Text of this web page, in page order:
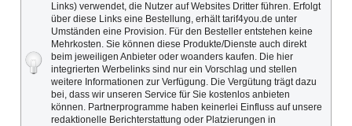
Links) verwendet, die Nutzer auf Websites Dritter führen. Erfolgt
über diese Links eine Bestellung, erhält tarif4you.de unter
Umständen eine Provision. Für den Besteller entstehen keine
Mehrkosten. Sie können diese Produkte/Dienste auch direkt
beim jeweiligen Anbieter oder woanders kaufen. Die hier
integrierten Werbelinks sind nur ein Vorschlag und stellen
weitere Informationen zur Verfügung. Die Vergütung trägt dazu
bei, dass wir unseren Service für Sie kostenlos anbieten
können. Partnerprogramme haben keinerlei Einfluss auf unsere
redaktionelle Berichterstattung oder Platzierungen in